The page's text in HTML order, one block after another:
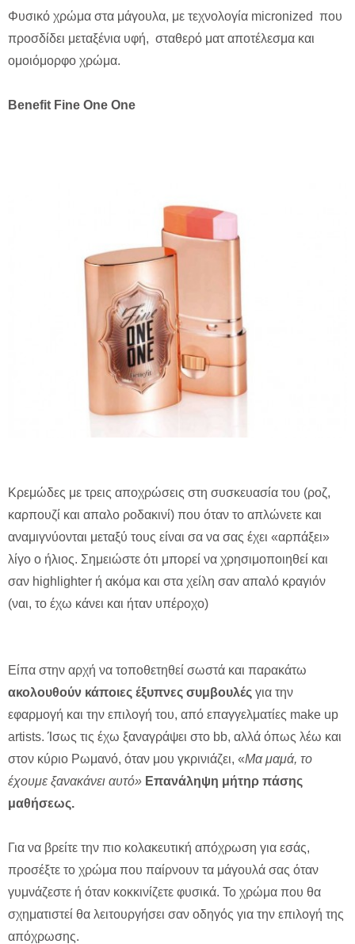
Φυσικό χρώμα στα μάγουλα, με τεχνολογία micronized που
προσδίδει μεταξένια υφή, σταθερό ματ αποτέλεσμα και
ομοιόμορφο χρώμα.
Benefit Fine One One
Κρεμώδες με τρεις αποχρώσεις στη συσκευασία του (ροζ,
καρπουζί και απαλο ροδακινί) που όταν το απλώνετε και
αναμιγνύονται μεταξύ τους είναι σα να σας έχει «αρπάξει»
λίγο ο ήλιος. Σημειώστε ότι μπορεί να χρησιμοποιηθεί και
σαν highlighter ή ακόμα και στα χείλη σαν απαλό κραγιόν
(ναι, το έχω κάνει και ήταν υπέροχο)
Είπα στην αρχή να τοποθετηθεί σωστά και παρακάτω
ακολουθούν κάποιες έξυπνες συμβουλές για την
εφαρμογή και την επιλογή του, από επαγγελματίες make up
artists. Ίσως τις έχω ξαναγράψει στο bb, αλλά όπως λέω και
στον κύριο Ρωμανό, όταν μου γκρινιάζει, «Μα μαμά, το
έχουμε ξανακάνει αυτό» Επανάληψη μήτηρ πάσης
μαθήσεως.
Για να βρείτε την πιο κολακευτική απόχρωση για εσάς,
προσέξτε το χρώμα που παίρνουν τα μάγουλά σας όταν
γυμνάζεστε ή όταν κοκκινίζετε φυσικά. To χρώμα που θα
σχηματιστεί θα λειτουργήσει σαν οδηγός για την επιλογή της
απόχρωσης.